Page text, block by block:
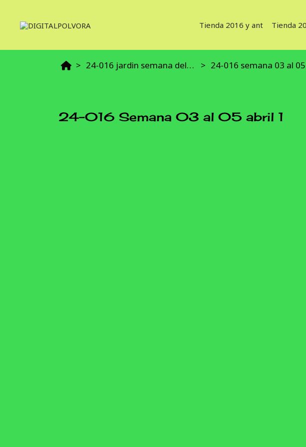
Tienda 2016 y ant Tienda
24-016 jardin semana del 03 al 05 abril 24-016 semana 03 al
24-016 Semana 03 al 05 abril 1